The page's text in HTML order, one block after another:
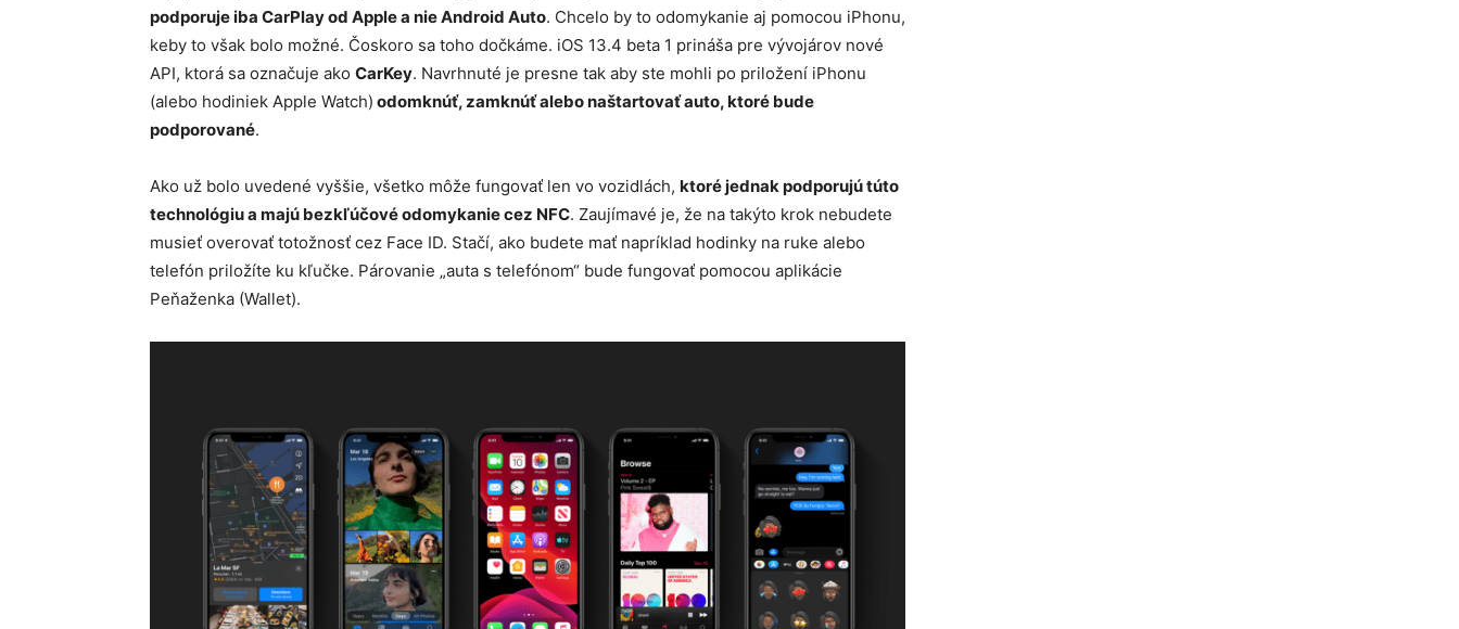
podporuje iba CarPlay od Apple a nie Android Auto. Chcelo by to odomykanie aj pomocou iPhonu,
keby to však bolo možné. Čoskoro sa toho dočkáme. iOS 13.4 beta 1 prináša pre vývojárov nové
API, ktorá sa označuje ako CarKey. Navrhnuté je presne tak aby ste mohli po priložení iPhonu
(alebo hodiniek Apple Watch) odomknúť, zamknúť alebo naštartovať auto, ktoré bude
podporované.
Ako už bolo uvedené vyššie, všetko môže fungovať len vo vozidlách, ktoré jednak podporujú túto
technológiu a majú bezkľúčové odomykanie cez NFC. Zaujímavé je, že na takýto krok nebudete
musieť overovať totožnosť cez Face ID. Stačí, ako budete mať napríklad hodinky na ruke alebo
telefón priložíte ku kľučke. Párovanie „auta s telefónom“ bude fungovať pomocou aplikácie
Peňaženka (Wallet).